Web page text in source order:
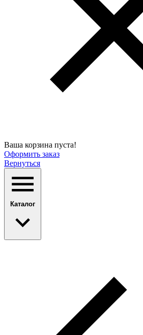
Ваша корзина пуста!
Оформить заказ
Вернуться
Каталог